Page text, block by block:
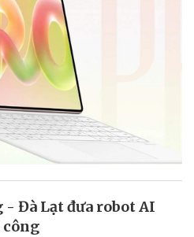
- Đà Lạt đưa robot AI